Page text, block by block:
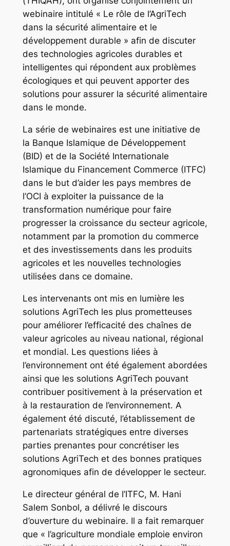
webinaire intitulé « Le rôle de l’AgriTech
dans la sécurité alimentaire et le
développement durable » afin de discuter
des technologies agricoles durables et
intelligentes qui répondent aux problèmes
écologiques et qui peuvent apporter des
solutions pour assurer la sécurité alimentaire
dans le monde.
La série de webinaires est une initiative de
la Banque Islamique de Développement
(BID) et de la Société Internationale
Islamique du Financement Commerce (ITFC)
dans le but d’aider les pays membres de
l’OCI à exploiter la puissance de la
transformation numérique pour faire
progresser la croissance du secteur agricole,
notamment par la promotion du commerce
et des investissements dans les produits
agricoles et les nouvelles technologies
utilisées dans ce domaine.
Les intervenants ont mis en lumière les
solutions AgriTech les plus prometteuses
pour améliorer l’efficacité des chaînes de
valeur agricoles au niveau national, régional
et mondial. Les questions liées à
l’environnement ont été également abordées
ainsi que les solutions AgriTech pouvant
contribuer positivement à la préservation et
à la restauration de l’environnement. A
également été discuté, l’établissement de
partenariats stratégiques entre diverses
parties prenantes pour concrétiser les
solutions AgriTech et des bonnes pratiques
agronomiques afin de développer le secteur.
Le directeur général de l’ITFC, M. Hani
Salem Sonbol, a délivré le discours
d’ouverture du webinaire. Il a fait remarquer
que « l’agriculture mondiale emploie environ